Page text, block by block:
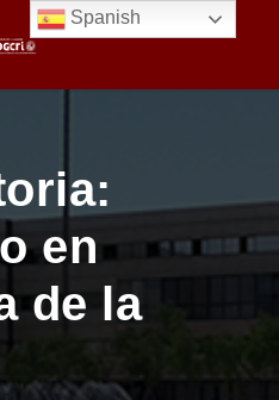
en
de la
Spanish